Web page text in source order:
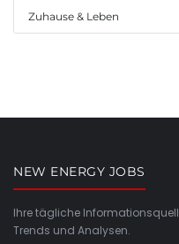
Zuhause & Leben
NEW ENERGY JOBS
Ihre tägliche
Trends und Analysen.